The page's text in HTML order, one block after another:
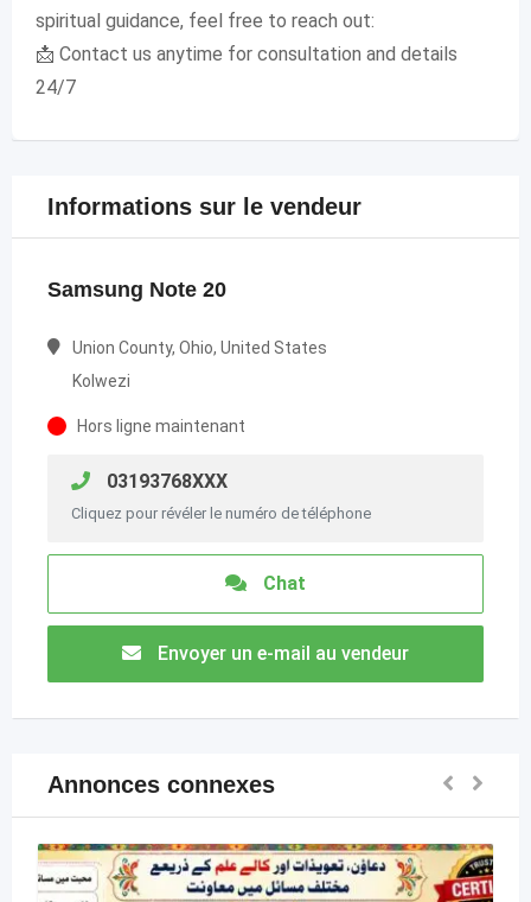
spiritual guidance, feel free to reach out:
📩 Contact us anytime for consultation and details
24/7
Informations sur le vendeur
Samsung Note 20
Union County, Ohio, United States
Kolwezi
Hors ligne maintenant
03193768XXX
Cliquez pour révéler le numéro de téléphone
Chat
Envoyer un e-mail au vendeur
Annonces connexes